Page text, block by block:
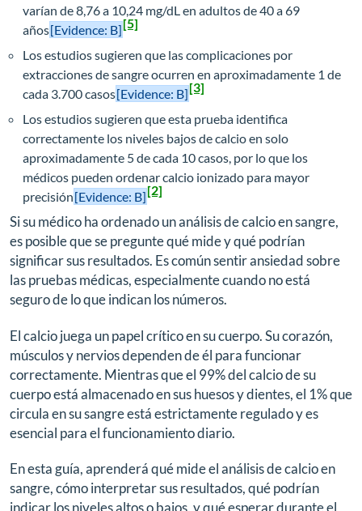
varían de 8,76 a 10,24 mg/dL en adultos de 40 a 69
años[Evidence: B][5]
Los estudios sugieren que las complicaciones por
extracciones de sangre ocurren en aproximadamente 1 de
cada 3.700 casos[Evidence: B][3]
Los estudios sugieren que esta prueba identifica
correctamente los niveles bajos de calcio en solo
aproximadamente 5 de cada 10 casos, por lo que los
médicos pueden ordenar calcio ionizado para mayor
precisión[Evidence: B][2]
Si su médico ha ordenado un análisis de calcio en sangre,
es posible que se pregunte qué mide y qué podrían
significar sus resultados. Es común sentir ansiedad sobre
las pruebas médicas, especialmente cuando no está
seguro de lo que indican los números.
El calcio juega un papel crítico en su cuerpo. Su corazón,
músculos y nervios dependen de él para funcionar
correctamente. Mientras que el 99% del calcio de su
cuerpo está almacenado en sus huesos y dientes, el 1% que
circula en su sangre está estrictamente regulado y es
esencial para el funcionamiento diario.
En esta guía, aprenderá qué mide el análisis de calcio en
sangre, cómo interpretar sus resultados, qué podrían
indicar los niveles altos o bajos, y qué esperar durante el